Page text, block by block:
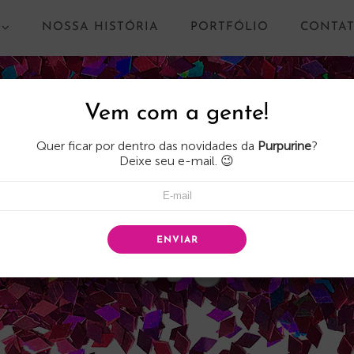
NOSSA HISTÓRIA PORTFÓLIO
Vem com a gente!
Quer ficar por dentro das novidades da Purpurine?
Deixe seu e-mail. 😉
ENVIAR